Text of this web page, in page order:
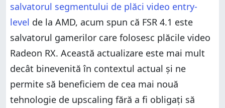
salvatorul segmentului de plăci video entry-
level de la AMD, acum spun că FSR 4.1 este
salvatorul gamerilor care folosesc plăcile video
Radeon RX. Această actualizare este mai mult
decât binevenită în contextul actual și ne
permite să beneficiem de cea mai nouă
tehnologie de upscaling fără a fi obligați să